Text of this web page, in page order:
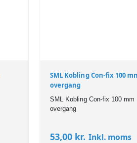
SML Kobling Con-fix 100
overgang
SML Kobling Con-fix 100 mm
overgang
53,00 kr. Inkl. moms